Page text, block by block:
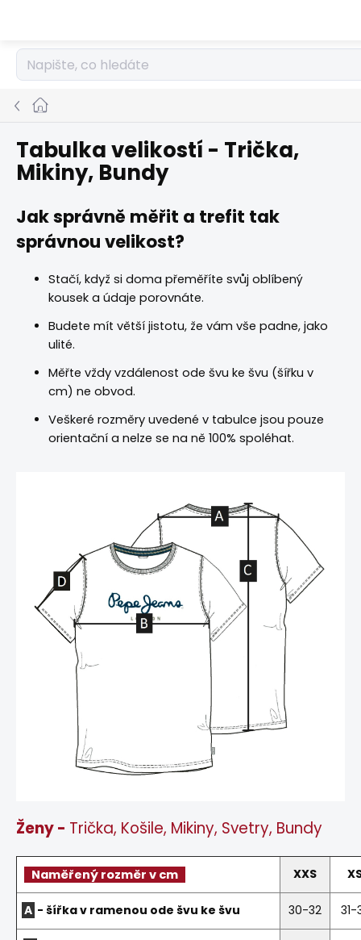
Domů
Tabulka velikostí - Trička,
Mikiny, Bundy
Jak správně měřit a trefit tak
správnou velikost?
Stačí, když si doma přeměříte svůj oblíbený
kousek a údaje porovnáte.
Budete mít větší jistotu, že vám vše padne, jako
ulité.
Měřte vždy vzdálenost ode švu ke švu (šířku v
cm) ne obvod.
Veškeré rozměry uvedené v tabulce jsou pouze
orientační a nelze se na ně 100% spoléhat.
Ženy - Trička, Košile, Mikiny, Svetry, Bundy
Naměřený rozměr v cm XXS
A - šířka v ramenou ode švu ke švu 30-32 31-